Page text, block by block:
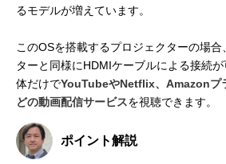
るモデルが増えています。
このOSを搭載するプロジェクターの場
ターと同様にHDMIケーブルによる接続
体だけでYouTubeやNetflix、Amazonプ
どの動画配信サービスを視聴できます。
ポイント解説